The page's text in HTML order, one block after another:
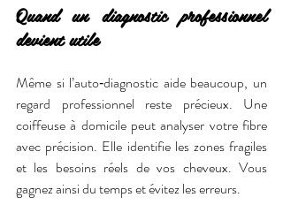
Quand un diagnostic professionnel
devient utile
Même si l’auto‑diagnostic aide beaucoup, un
regard professionnel reste précieux. Une
coiffeuse à domicile peut analyser votre fibre
avec précision. Elle identifie les zones fragiles
et les besoins réels de vos cheveux. Vous
gagnez ainsi du temps et évitez les erreurs.